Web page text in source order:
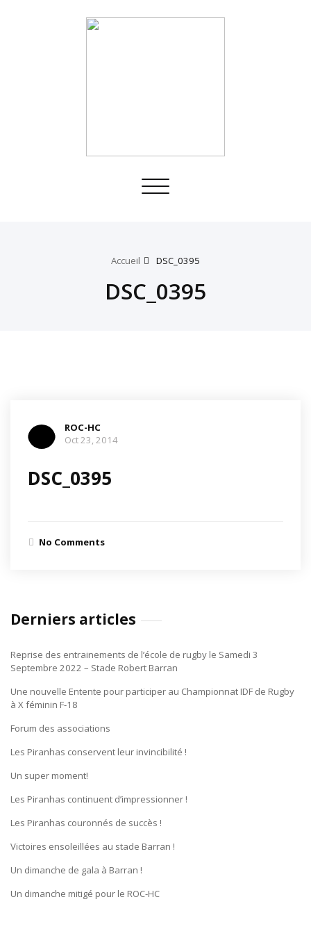
Toggle
Accueil DSC_0395
DSC_0395
ROC-HC
Oct 23, 2014
DSC_0395
No Comments
Derniers articles
Reprise des entrainements de l’école de rugby le Samedi 3
Septembre 2022 – Stade Robert Barran
Une nouvelle Entente pour participer au Championnat IDF de Rugby
à X féminin F-18
Forum des associations
Les Piranhas conservent leur invincibilité !
Un super moment!
Les Piranhas continuent d’impressionner !
Les Piranhas couronnés de succès !
Victoires ensoleillées au stade Barran !
Un dimanche de gala à Barran !
Un dimanche mitigé pour le ROC-HC